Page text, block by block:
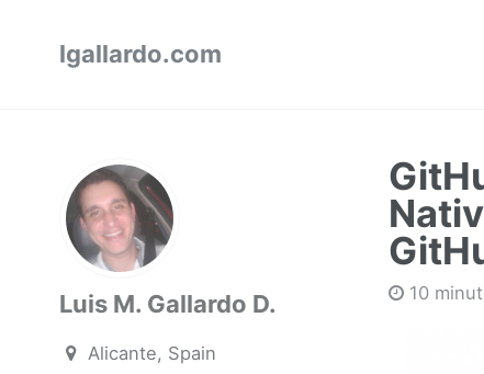
lgallardo.com
Luis M. Gallardo D.
Alicante, Spain
10